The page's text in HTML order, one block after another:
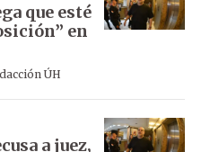
que esté
en
ÚH
a juez,